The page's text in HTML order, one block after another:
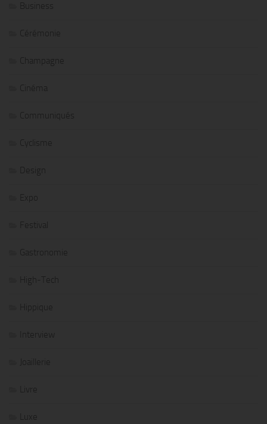
Business
Cérémonie
Champagne
Cinéma
Communiqués
Cyclisme
Design
Expo
Festival
Gastronomie
High-Tech
Hippique
Interview
Joaillerie
Livre
Luxe